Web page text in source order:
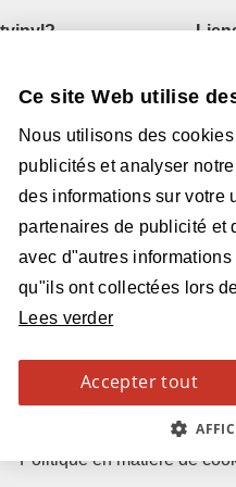
Politique en matière de
Ce site Web utilise
Nous utilisons des
publicités et analyser
des informations sur votre
partenaires de publicité et
avec d"autres
qu"ils ont collectées lors
Lees verder
Accepter tout